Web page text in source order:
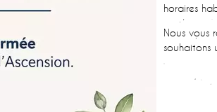
horaires
Nous vous
souhaitons